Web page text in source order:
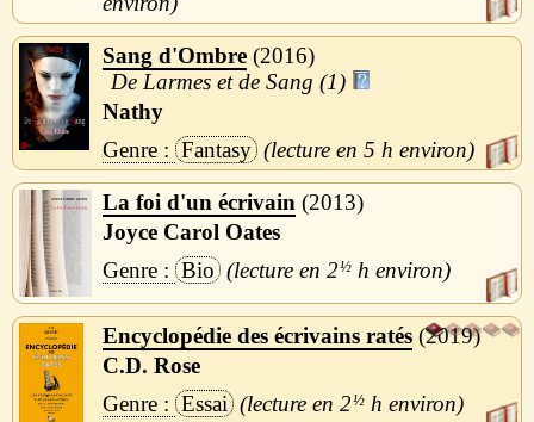
Sang d'Ombre 2016
De Larmes et de Sang (1)
Nathy
Fantasy
5 h
La foi d'un écrivain
2013
Joyce Carol Oates
Bio
2½ h
Encyclopédie des écrivains ratés 2019
C.D. Rose
Essai
2½ h